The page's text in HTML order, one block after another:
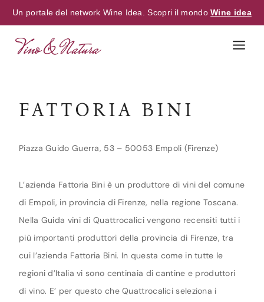
Un portale del network Wine Idea. Scopri il mondoWine idea
FATTORIA BINI
Piazza Guido Guerra, 53 – 50053 Empoli (Firenze)
L’azienda Fattoria Bini è un produttore di vini del comune
di Empoli, in provincia di Firenze, nella regione Toscana.
Nella Guida vini di Quattrocalici vengono recensiti tutti i
più importanti produttori della provincia di Firenze, tra
cui l’azienda Fattoria Bini. In questa come in tutte le
regioni d’Italia vi sono centinaia di cantine e produttori
di vino. E’ per questo che Quattrocalici seleziona i